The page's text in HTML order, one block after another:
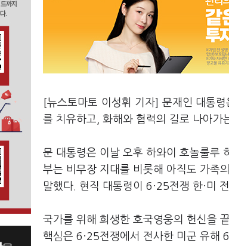
[뉴스토마토 이성휘 기자] 문재인 대통
를 치유하고, 화해와 협력의 길로 나아가
문 대통령은 이날 오후 하와이 호놀룰루
부는 비무장 지대를 비롯해 아직도 가족
말했다. 현직 대통령이 6·25전쟁 한·미
국가를 위해 희생한 호국영웅의 헌신을
핵심은 6·25전쟁에서 전사한 미군 유해